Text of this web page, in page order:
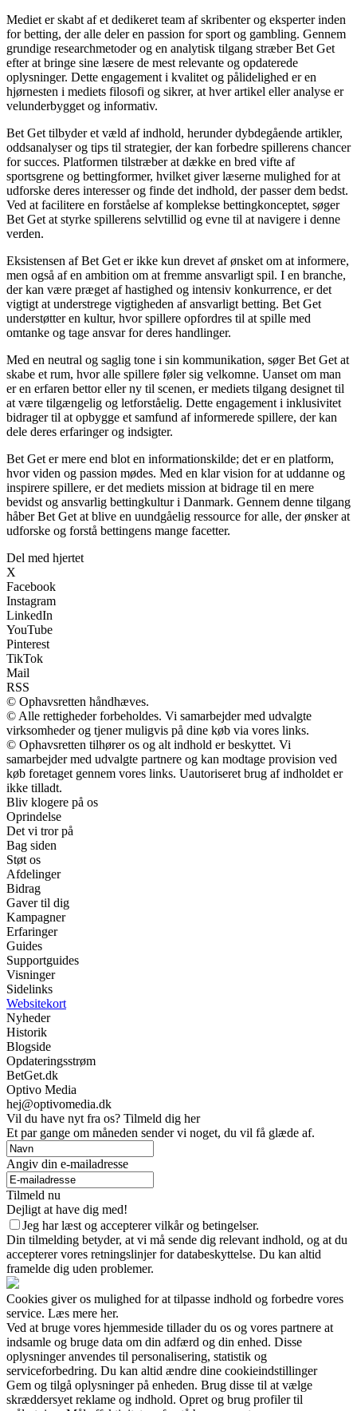
Mediet er skabt af et dedikeret team af skribenter og eksperter inden
for betting, der alle deler en passion for sport og gambling. Gennem
grundige researchmetoder og en analytisk tilgang stræber Bet Get
efter at bringe sine læsere de mest relevante og opdaterede
oplysninger. Dette engagement i kvalitet og pålidelighed er en
hjørnesten i mediets filosofi og sikrer, at hver artikel eller analyse er
velunderbygget og informativ.
Bet Get tilbyder et væld af indhold, herunder dybdegående artikler,
oddsanalyser og tips til strategier, der kan forbedre spillerens chancer
for succes. Platformen tilstræber at dække en bred vifte af
sportsgrene og bettingformer, hvilket giver læserne mulighed for at
udforske deres interesser og finde det indhold, der passer dem bedst.
Ved at facilitere en forståelse af komplekse bettingkonceptet, søger
Bet Get at styrke spillerens selvtillid og evne til at navigere i denne
verden.
Eksistensen af Bet Get er ikke kun drevet af ønsket om at informere,
men også af en ambition om at fremme ansvarligt spil. I en branche,
der kan være præget af hastighed og intensiv konkurrence, er det
vigtigt at understrege vigtigheden af ansvarligt betting. Bet Get
understøtter en kultur, hvor spillere opfordres til at spille med
omtanke og tage ansvar for deres handlinger.
Med en neutral og saglig tone i sin kommunikation, søger Bet Get at
skabe et rum, hvor alle spillere føler sig velkomne. Uanset om man
er en erfaren bettor eller ny til scenen, er mediets tilgang designet til
at være tilgængelig og letforståelig. Dette engagement i inklusivitet
bidrager til at opbygge et samfund af informerede spillere, der kan
dele deres erfaringer og indsigter.
Bet Get er mere end blot en informationskilde; det er en platform,
hvor viden og passion mødes. Med en klar vision for at uddanne og
inspirere spillere, er det mediets mission at bidrage til en mere
bevidst og ansvarlig bettingkultur i Danmark. Gennem denne tilgang
håber Bet Get at blive en uundgåelig ressource for alle, der ønsker at
udforske og forstå bettingens mange facetter.
Del med hjertet
X
Facebook
Instagram
LinkedIn
YouTube
Pinterest
TikTok
Mail
RSS
© Ophavsretten håndhæves.
© Alle rettigheder forbeholdes. Vi samarbejder med udvalgte
virksomheder og tjener muligvis på dine køb via vores links.
© Ophavsretten tilhører os og alt indhold er beskyttet. Vi
samarbejder med udvalgte partnere og kan modtage provision ved
køb foretaget gennem vores links. Uautoriseret brug af indholdet er
ikke tilladt.
Bliv klogere på os
Oprindelse
Det vi tror på
Bag siden
Støt os
Afdelinger
Bidrag
Gaver til dig
Kampagner
Erfaringer
Guides
Supportguides
Visninger
Sidelinks
Websitekort
Nyheder
Historik
Blogside
Opdateringsstrøm
BetGet.dk
Optivo Media
hej@optivomedia.dk
Vil du have nyt fra os? Tilmeld dig her
Et par gange om måneden sender vi noget, du vil få glæde af.
Angiv din e-mailadresse
Tilmeld nu
Dejligt at have dig med!
Jeg har læst og accepterer vilkår og betingelser.
Din tilmelding betyder, at vi må sende dig relevant indhold, og at du
accepterer vores retningslinjer for databeskyttelse. Du kan altid
framelde dig uden problemer.
Cookies giver os mulighed for at tilpasse indhold og forbedre vores
service. Læs mere her.
Ved at bruge vores hjemmeside tillader du os og vores partnere at
indsamle og bruge data om din adfærd og din enhed. Disse
oplysninger anvendes til personalisering, statistik og
serviceforbedring. Du kan altid ændre dine cookieindstillinger
Gem og tilgå oplysninger på enheden. Brug disse til at vælge
skræddersyet reklame og indhold. Opret og brug profiler til